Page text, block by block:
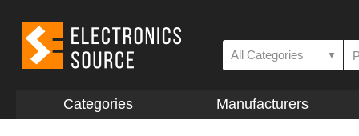
All Categories ▼
Categories Manufacturers